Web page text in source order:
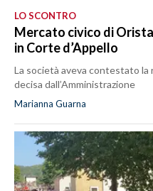
LO SCONTRO
Mercato civico di
in Corte d’Appello
La società aveva contestato
decisa dall’Amministrazione
Marianna Guarna